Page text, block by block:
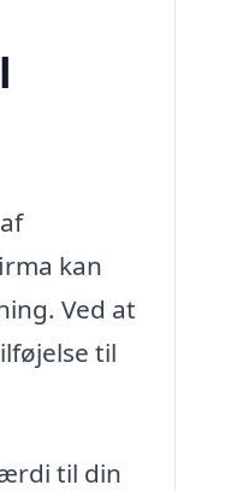
kan
Ved at
til
til din